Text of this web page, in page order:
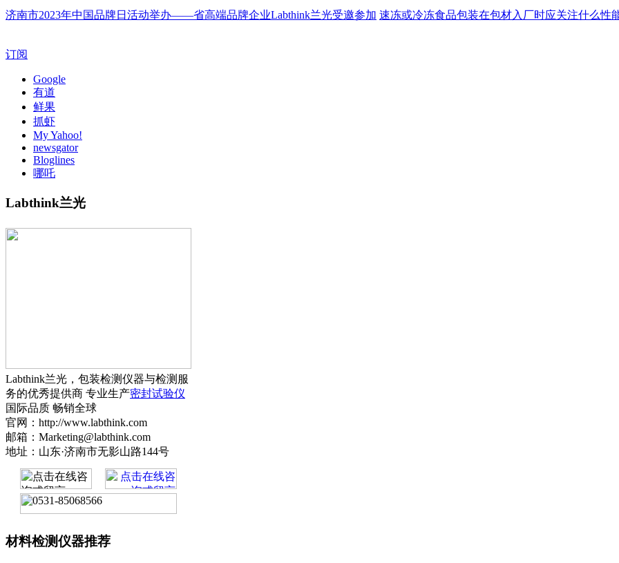
济南市2023年中国品牌日活动举办——省高端品牌企业Labthink兰光受邀参加 速冻或冷冻食品包装在包材入厂时应关注什么性
订阅
Google
有道
鲜果
抓虾
My Yahoo!
newsgator
Bloglines
哪吒
Labthink兰光
Labthink兰光，包装检测仪器与检测服
务的优秀提供商 专业生产密封试验仪
国际品质 畅销全球
官网：http://www.labthink.com
邮箱：Marketing@labthink.com
地址：山东·济南市无影山路144号
材料检测仪器推荐